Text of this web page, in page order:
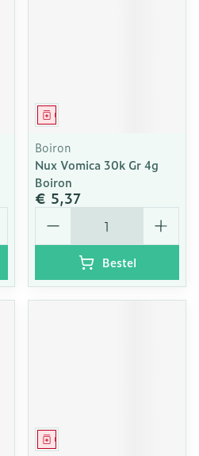
Geneesmiddel
Boiron
Nux Vomica 30k Gr 4g
Boiron
€ 5,37
Aantal
Bestel
Geneesmiddel